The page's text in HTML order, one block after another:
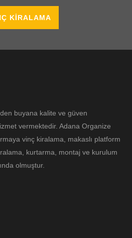
KIRALAMA
buyana kalite ve güven
vermektedir. Adana Organize
vinç kiralama, makaslı platform
kurtarma, montaj ve kurulum
olmuştur.